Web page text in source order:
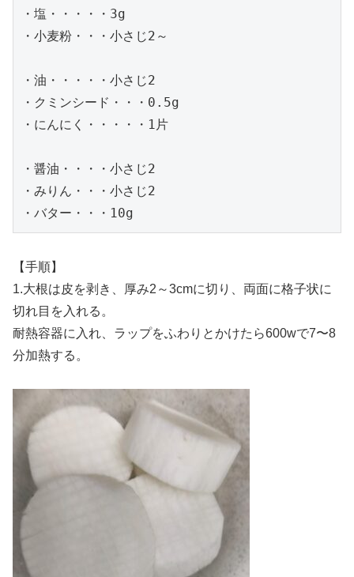
・塩・・・・・3g
・小麦粉・・・小さじ2～
・油・・・・・小さじ2
・クミンシード・・・0.5g
・にんにく・・・・・1片
・醤油・・・・小さじ2
・みりん・・・小さじ2
・バター・・・10g
【手順】
1.大根は皮を剥き、厚み2～3cmに切り、両面に格子状に
切れ目を入れる。
耐熱容器に入れ、ラップをふわりとかけたら600wで7〜8
分加熱する。